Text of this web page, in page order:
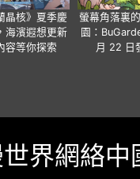
晶核》夏季慶
海濱遐想更新
容等你探索
螢幕角落裏
園：
月 22 日
界網絡中